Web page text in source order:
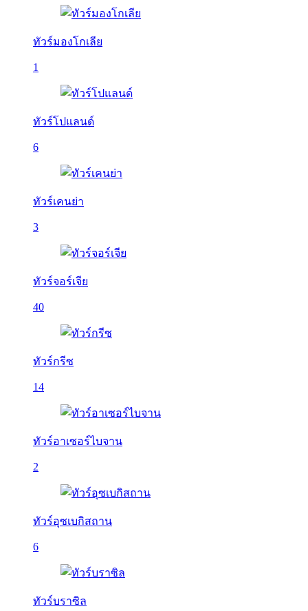
ทัวร์มองโกเลีย
1
ทัวร์โปแลนด์
6
ทัวร์เคนย่า
3
ทัวร์จอร์เจีย
40
ทัวร์กรีซ
14
ทัวร์อาเซอร์ไบจาน
2
ทัวร์อุซเบกิสถาน
6
ทัวร์บราซิล